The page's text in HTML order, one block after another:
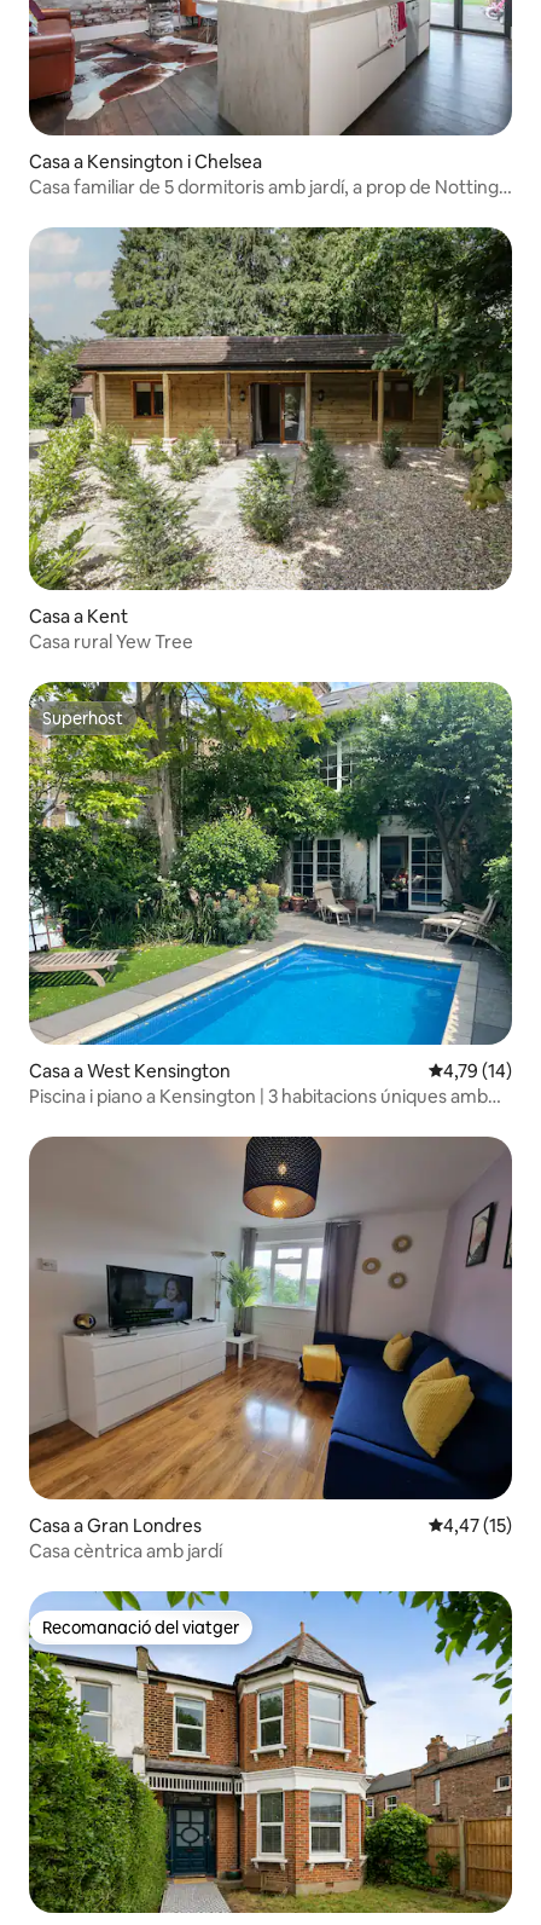
Casa a Kensington i Chelsea
Casa familiar de 5 dormitoris amb jardí, a prop de Notting
Casa a Kent
Casa rural Yew Tree
Superhost
Superhost
Casa a West Kensington 4,79 de
4,79 (14)
Piscina i piano a Kensington | 3 habitacions úniques amb
Casa a Gran Londres 4,47 de
4,47 (15)
Casa cèntrica amb jardí
Recomanació del viatger
Recomanació del viatger